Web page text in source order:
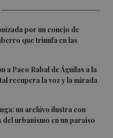
por un conejo de
que triunfa en las
a Paco Rabal de Águilas a la
recupera la voz y la mirada
un archivo ilustra con
urbanismo en un paraíso